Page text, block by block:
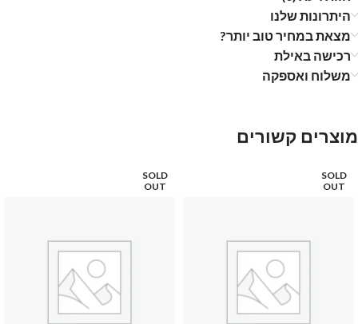
היתרונות שלנו
מצאת במחיר טוב יותר?
רכישה באילת
משלוח ואספקה
מוצרים קשורים
SOLD
OUT
SOLD
OUT